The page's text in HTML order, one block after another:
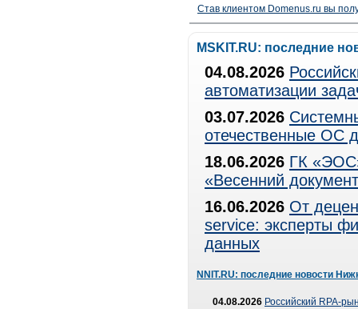
Став клиентом Domenus.ru вы
MSKIT.RU: последние
04.08.2026
автоматизации
03.07.2026
отечественные ОС
18.06.2026 ГК
«Весенний
16.06.2026 От
service: эксперты
данных
NNIT.RU: последние новости
04.08.2026 Российский RPA-